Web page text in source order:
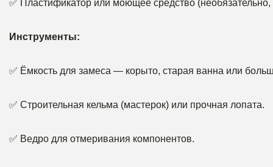
✅ Пластификатор или моющее средство
Инструменты:
✅ Ёмкость для замеса — корыто, старая ванна или
✅ Строительная кельма (мастерок) или прочная лопата.
✅ Ведро для отмеривания компонентов.